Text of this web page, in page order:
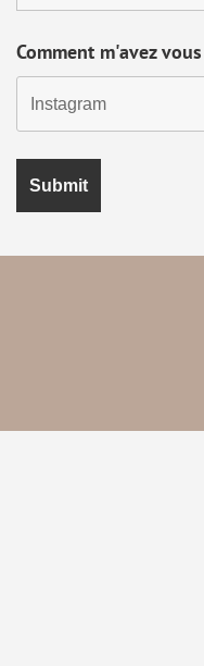
Comment m'avez